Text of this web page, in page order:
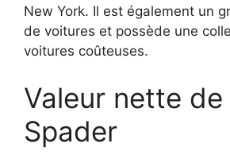
New York. Il est également un
de voitures et possède une
voitures coûteuses.
Valeur nette de
Spader